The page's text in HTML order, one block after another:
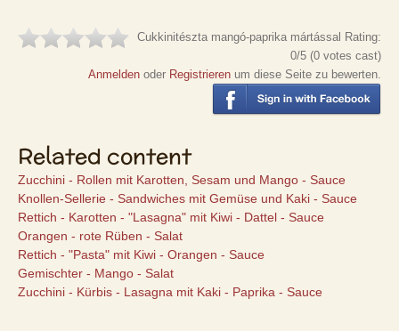
Cukkinitészta mangó-paprika mártással Rating:
0/5 (0 votes cast)
Anmelden oder Registrieren um diese Seite zu bewerten.
Related content
Zucchini - Rollen mit Karotten, Sesam und Mango - Sauce
Knollen-Sellerie - Sandwiches mit Gemüse und Kaki - Sauce
Rettich - Karotten - "Lasagna" mit Kiwi - Dattel - Sauce
Orangen - rote Rüben - Salat
Rettich - "Pasta" mit Kiwi - Orangen - Sauce
Gemischter - Mango - Salat
Zucchini - Kürbis - Lasagna mit Kaki - Paprika - Sauce